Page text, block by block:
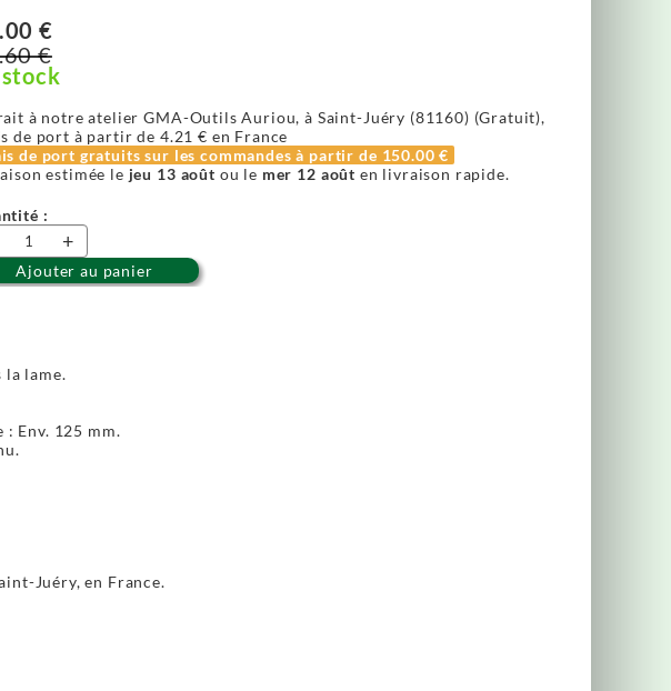
€
€
stock
à notre atelier GMA-Outils Auriou, à Saint-Juéry (81160) (Gratuit),
de port à partir de 4.21 € en France
de port gratuits sur les commandes à partir de 150.00 €
estimée le jeu 13 août ou le mer 12 août en livraison rapide.
:
+
Ajouter au panier
la lame.
Env. 125 mm.
Juéry, en France.